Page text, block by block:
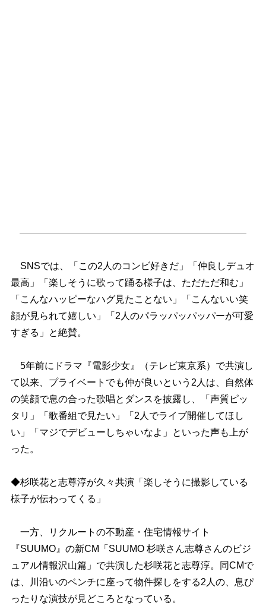
SNSでは、「この2人のコンビ好きだ」「仲良しデュオ
最高」「楽しそうに歌って踊る様子は、ただただ和む」
「こんなハッピーなハグ見たことない」「こんないい笑
顔が見られて嬉しい」「2人のパラッパッパッパーが可愛
すぎる」と絶賛。
5年前にドラマ『電影少女』（テレビ東京系）で共演し
て以来、プライベートでも仲が良いという2人は、自然体
の笑顔で息の合った歌唱とダンスを披露し、「声質ピッ
タリ」「歌番組で見たい」「2人でライブ開催してほし
い」「マジでデビューしちゃいなよ」といった声も上が
った。
◆杉咲花と志尊淳が久々共演「楽しそうに撮影している
様子が伝わってくる」
一方、リクルートの不動産・住宅情報サイト
『SUUMO』の新CM「SUUMO 杉咲さん志尊さんのビジ
ュアル情報沢山篇」で共演した杉咲花と志尊淳。同CMで
は、川沿いのベンチに座って物件探しをする2人の、息ぴ
ったりな演技が見どころとなっている。